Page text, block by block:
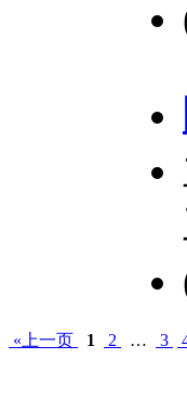
«上一页 1 2 … 3